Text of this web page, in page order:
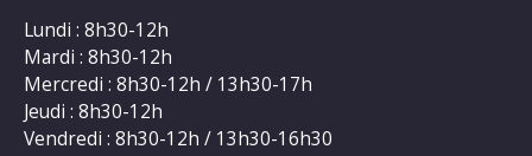
Lundi : 8h30-12h
Mardi : 8h30-12h
Mercredi : 8h30-12h / 13h30-17h
Jeudi : 8h30-12h
Vendredi : 8h30-12h / 13h30-16h30